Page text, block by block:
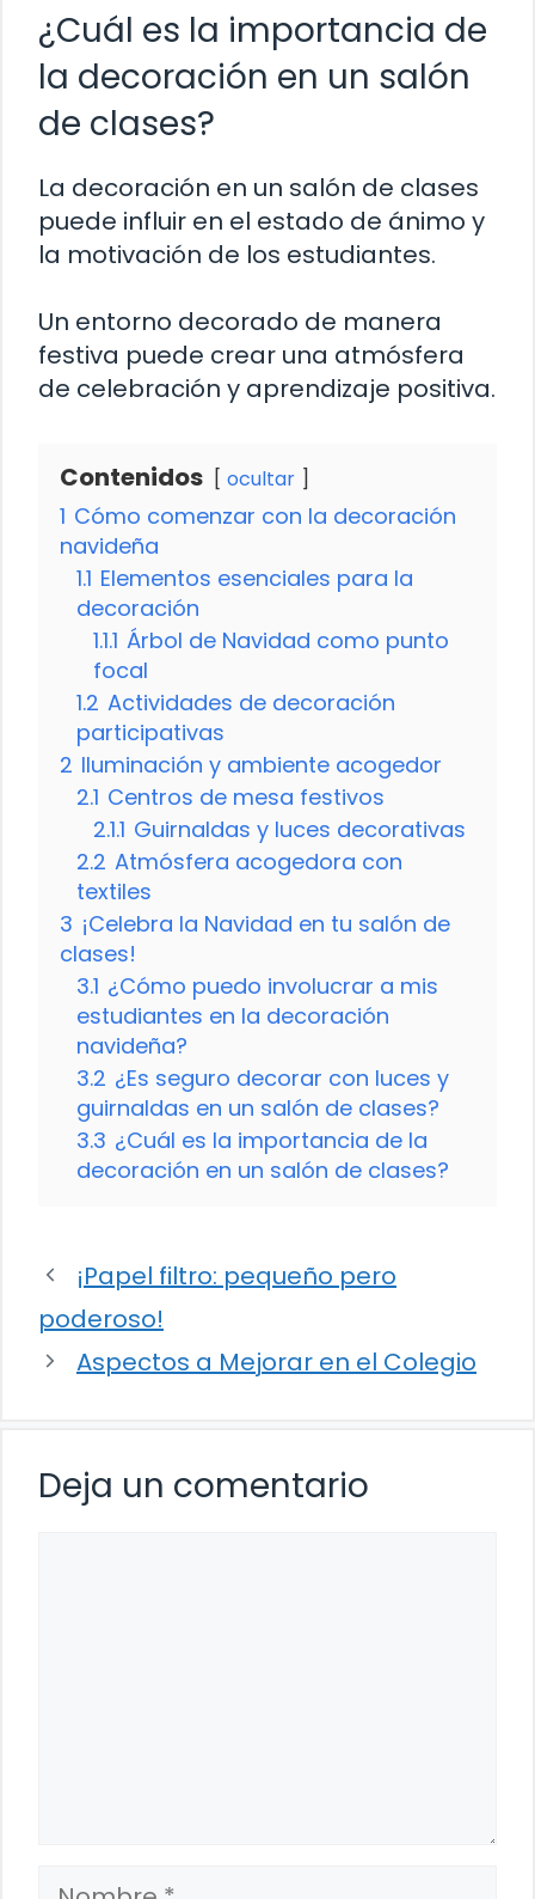
¿Cuál es la importancia de
la decoración en un salón
de clases?
La decoración en un salón de clases
puede influir en el estado de ánimo y
la motivación de los estudiantes.
Un entorno decorado de manera
festiva puede crear una atmósfera
de celebración y aprendizaje positiva.
Contenidos ocultar
1 Cómo comenzar con la decoración
navideña
1.1 Elementos esenciales para la
decoración
1.1.1 Árbol de Navidad como punto
focal
1.2 Actividades de decoración
participativas
2 Iluminación y ambiente acogedor
2.1 Centros de mesa festivos
2.1.1 Guirnaldas y luces decorativas
2.2 Atmósfera acogedora con
textiles
3 ¡Celebra la Navidad en tu salón de
clases!
3.1 ¿Cómo puedo involucrar a mis
estudiantes en la decoración
navideña?
3.2 ¿Es seguro decorar con luces y
guirnaldas en un salón de clases?
3.3 ¿Cuál es la importancia de la
decoración en un salón de clases?
¡Papel filtro: pequeño pero
poderoso!
Aspectos a Mejorar en el Colegio
Deja un comentario
Nombre